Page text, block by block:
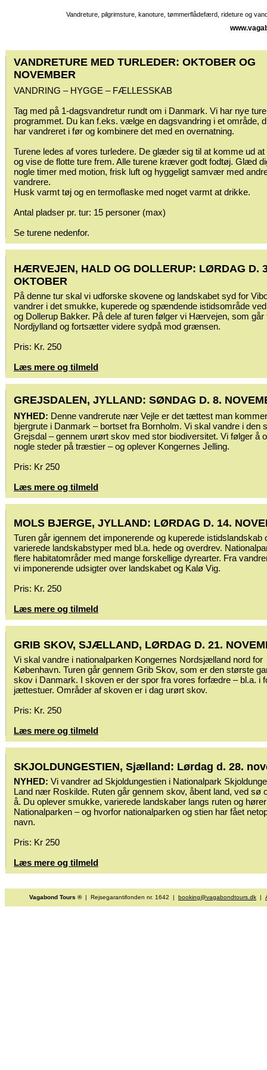
Vandreture, pilgrimsture, kanoture, tømmerflådefærd, rideture og
VANDRETURE MED TURLEDER: OKTOBER OG
NOVEMBER
VANDRING – HYGGE – FÆLLESSKAB
Tag med på 1-dagsvandretur rundt om i Danmark. Vi har nye
programmet. Du kan f.eks. vælge en dagsvandring i et område,
har vandreret i før og kombinere det med en overnatning.
Turene ledes af vores turledere. De glæder sig til at komme ud at
og vise de flotte ture frem. Alle turene kræver godt fodtøj. Glæd
nogle timer med motion, frisk luft og hyggeligt samvær med
vandrere.
Husk varmt tøj og en termoflaske med noget varmt at drikke.
Antal pladser pr. tur: 15 personer (max)
Se turene nedenfor.
HÆRVEJEN, HALD OG DOLLERUP: LØRDAG D.
OKTOBER
På denne tur skal vi udforske skovene og landskabet syd for
vandrer i det smukke, kuperede og spændende istidsområde
og Dollerup Bakker. På dele af turen følger vi Hærvejen, som går
Nordjylland og fortsætter videre sydpå mod grænsen.
Pris: Kr. 250
Læs mere og tilmeld
GREJSDALEN, JYLLAND: SØNDAG D. 8.
NYHED: Denne vandrerute nær Vejle er det tættest man
bjergrute i Danmark – bortset fra Bornholm. Vi skal vandre i den
Grejsdal – gennem urørt skov med stor biodiversitet. Vi følger å
nogle steder på træstier – og oplever Kongernes Jelling.
Pris: Kr 250
Læs mere og tilmeld
MOLS BJERGE, JYLLAND: LØRDAG D. 14.
Turen går igennem det imponerende og kuperede istidslandskab
varierede landskabstyper med bl.a. hede og overdrev.
flere habitatområder med mange forskellige dyrearter. Fra
vi imponerende udsigter over landskabet og Kalø Vig.
Pris: Kr. 250
Læs mere og tilmeld
GRIB SKOV, SJÆLLAND, LØRDAG D. 21.
Vi skal vandre i nationalparken Kongernes Nordsjælland nord for
København. Turen går gennem Grib Skov, som er den største
skov i Danmark. I skoven er der spor fra vores forfædre – bl.a. i
jættestuer. Områder af skoven er i dag urørt skov.
Pris: Kr. 250
Læs mere og tilmeld
SKJOLDUNGESTIEN, Sjælland: Lørdag d. 28.
NYHED: Vi vandrer ad Skjoldungestien i Nationalpark
Land nær Roskilde. Ruten går gennem skov, åbent land, ved sø
å. Du oplever smukke, varierede landskaber langs ruten og
Nationalparken – og hvorfor nationalparken og stien har fået
navn.
Pris: Kr 250
Læs mere og tilmeld
Vagabond Tours ®| Rejsegarantifonden nr. 1642 | booking@vagabondtours.dk |